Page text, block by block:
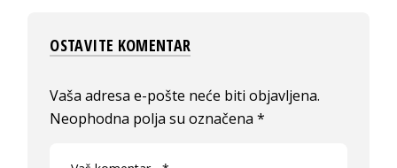
OSTAVITE KOMENTAR
Vaša adresa e-pošte neće biti objavljena.
Neophodna polja su označena*